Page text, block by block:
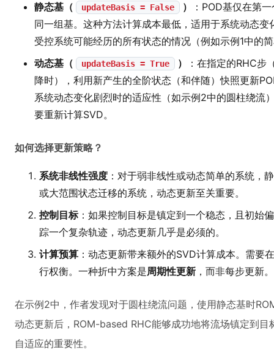
静态基（ updateBasis = False ）
：POD基仅在第
同一组基。这种方法计算成本最低，适用于系统动态
受控系统可能经历的所有状态的情况（例如示例1中的
动态基（
updateBasis = True ）
：在指定的RHC步
降时），利用新产生的全阶状态（和伴随）快照更新
系统动态变化剧烈时的适应性（如示例2中的圆柱绕流
要重新计算SVD。
如何选择更新策略？
系统非线性强度 ：对于弱非线性或动态简单的系统，
或大范围状态迁移的系统，动态更新至关重要。
控制目标：如果控制目标是镇定到一个稳态，且初始
踪一个复杂轨迹，动态更新几乎是必须的。
计算预算 ：动态更新带来额外的SVD计算成本。需要
行权衡。一种折中方案是周期性更新 ，而非每步更新。
在示例2中，作者发现对于圆柱绕流问题，使用静态基时
动态更新后，ROM-based RHC能够成功地将流场镇定到
自适应的重要性。